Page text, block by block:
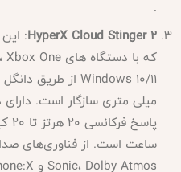
.
HyperX Cloud Stinger 2
: